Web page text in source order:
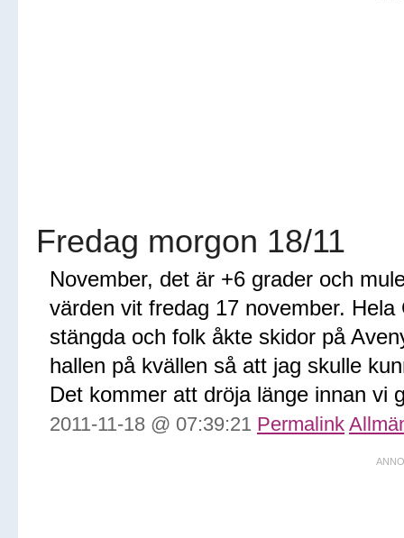
Fredag morgon 18/11
November, det är +6 grader och
värden vit fredag 17 november.
stängda och folk åkte skidor på
hallen på kvällen så att jag skulle
Det kommer att dröja länge innan vi
2011-11-18 @ 07:39:21 Permalink